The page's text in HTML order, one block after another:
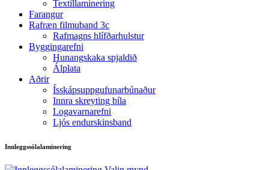
Textíllaminering
Farangur
Rafræn filmuband 3c
Rafmagns hlífðarhulstur
Byggingarefni
Hunangskaka spjaldið
Álplata
Aðrir
Ísskápsuppgufunarbúnaður
Innra skreyting bíla
Logavarnarefni
Ljós endurskinsband
Innleggssólalaminering